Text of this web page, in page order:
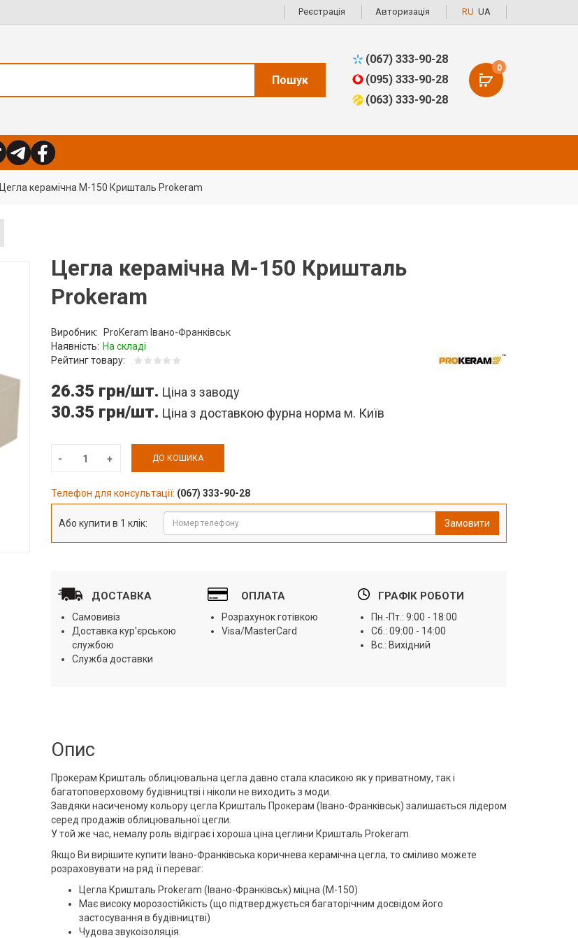
Реєстрація Авторизація RU UA
Пошук
(067) 333-90-28
(095) 333-90-28
(063) 333-90-28
0
Цегла керамічна М-150 Кришталь Prokeram
Цегла керамічна М-150 Кришталь
Prokeram
Виробник:
ProKeram Івано-Франківськ
Наявність: На складі
Рейтинг товару:
26.35 грн/шт. Ціна з заводу
30.35 грн/шт. Ціна з доставкою фурна норма м. Київ
ДО КОШИКА
Телефон для консультації: (067) 333-90-28
Або купити в 1 клік: Замовити
ДОСТАВКА
Самовивіз
Доставка кур'єрською
службою
Служба доставки
ОПЛАТА
Розрахунок готівкою
Visa/MasterCard
ГРАФІК РОБОТИ
Пн.-Пт.: 9:00 - 18:00
Сб.: 09:00 - 14:00
Вс.: Вихідний
Опис
Прокерам Кришталь облицювальна цегла давно стала класикою як у приватному, так і
багатоповерховому будівництві і ніколи не виходить з моди.
Завдяки насиченому кольору цегла Кришталь Прокерам (Івано-Франківськ) залишається лідером
серед продажів облицювальної цегли.
У той же час, немалу роль відіграє і хороша ціна цеглини Кришталь Prokeram.
Якщо Ви вирішите купити Івано-Франківська коричнева керамічна цегла, то сміливо можете
розраховувати на ряд її переваг:
Цегла Кришталь Prokeram (Івано-Франківськ) міцна (М-150)
Має високу морозостійкість (що підтверджується багаторічним досвідом його
застосування в будівництві)
Чудова звукоізоляція.